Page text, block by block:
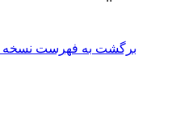
برگشت به فهرست نسخه